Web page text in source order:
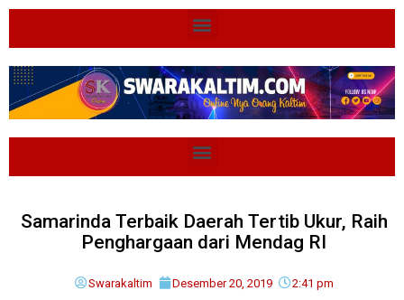
Samarinda Terbaik Daerah Tertib Ukur, Raih
Penghargaan dari Mendag RI
Swarakaltim Desember 20, 2019 2:41 pm